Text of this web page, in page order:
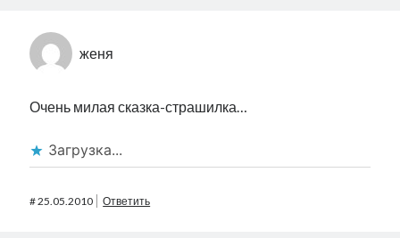
женя
Очень милая сказка-страшилка…
Загрузка...
#25.05.2010 Ответить